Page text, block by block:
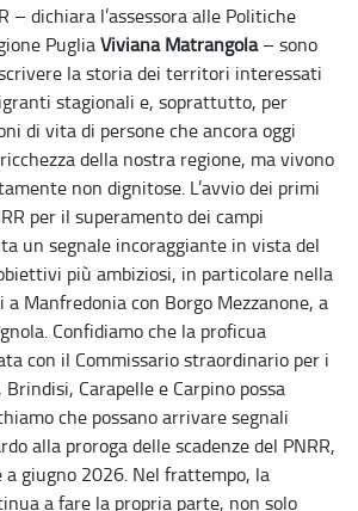
– dichiara l’assessora alle Politiche
PugliaViviana Matrangola– sono
la storia dei territori interessati
stagionali e, soprattutto, per
di vita di persone che ancora oggi
della nostra regione, ma vivono
non dignitose. L’avvio dei primi
per il superamento dei campi
un segnale incoraggiante in vista del
più ambiziosi, in particolare nella
a Manfredonia con Borgo Mezzanone, a
Confidiamo che la proficua
con il Commissario straordinario per i
Carapelle e Carpino possa
che possano arrivare segnali
alla proroga delle scadenze del PNRR,
giugno 2026. Nel frattempo, la
a fare la propria parte, non solo